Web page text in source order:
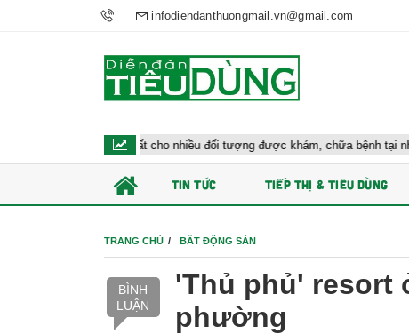
infodiendanthuongmail.vn@gmail.com
tế đề xuất cho nhiều đối tượng được khám, chữa bệnh tại nhà, bảo hiểm y
TIN TỨC TIẾP THỊ & TIÊU DÙNG
TRANG CHỦ BẤT ĐỘNG SẢN
BÌNH
LUẬN
'Thủ phủ' resort
phường